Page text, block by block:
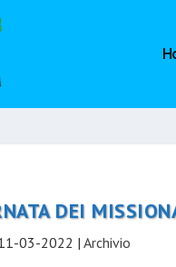
DEI
03-2022 |Archivio